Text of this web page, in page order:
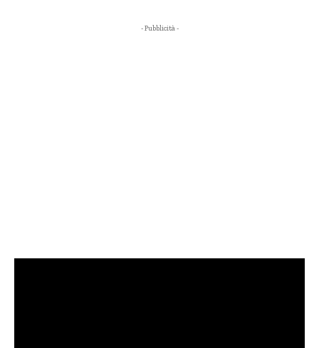
- Pubblicità -